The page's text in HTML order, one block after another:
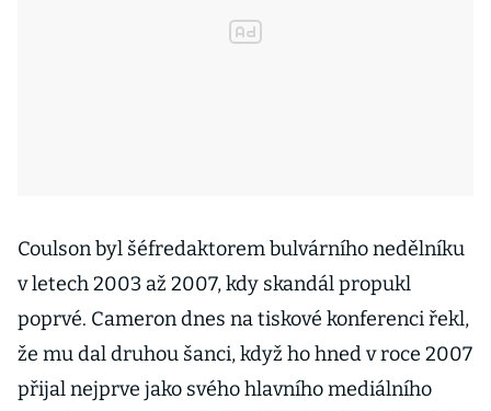
Coulson byl šéfredaktorem bulvárního nedělníku
v letech 2003 až 2007, kdy skandál propukl
poprvé. Cameron dnes na tiskové konferenci řekl,
že mu dal druhou šanci, když ho hned v roce 2007
přijal nejprve jako svého hlavního mediálního